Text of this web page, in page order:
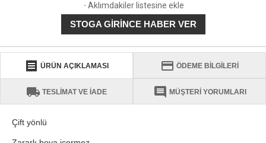
· Aklımdakiler listesine ekle
STOGA GIRINCE HABER VER
receipt ÜRÜN AÇIKLAMASI credit_card ÖDEME BİLGİLERİ
local_shipping TESLİMAT VE İADE comment MÜŞTERİ YORUMLARI
Çift yönlü